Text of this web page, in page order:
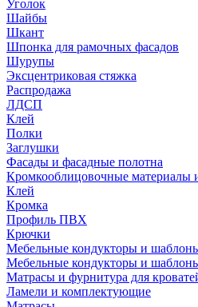
Уголок
Шайбы
Шкант
Шпонка для рамочных фасадов
Шурупы
Эксцентриковая стяжка
Распродажа
ЛДСП
Клей
Полки
Заглушки
Фасады и фасадные полотна
Кромкооблицовочные материалы
Клей
Кромка
Профиль ПВХ
Крючки
Мебельные кондукторы и
Мебельные кондукторы и
Матрасы и фурнитура для
Ламели и комплектующие